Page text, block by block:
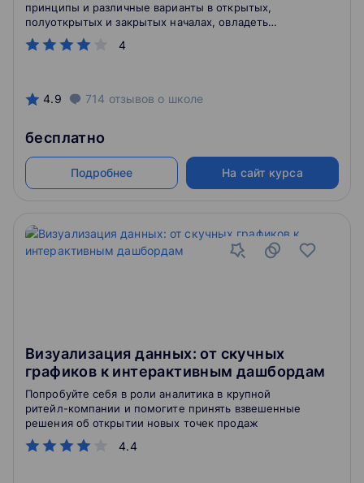
4
принципы и различные варианты в открытых,
полуоткрытых и закрытых началах, овладеть
стратегическими приемами. На занятиях подробно
анализируются лучшие партии чемпионов мира,
помогают развить логическое мышление.
4.9 714 отзывов о школе
бесплатно
Подробнее На сайт курса
Визуализация данных: от скучных
графиков к интерактивным дашбордам
4.4
Попробуйте себя в роли аналитика в крупной
ритейл-компании и помогите принять взвешенные
решения об открытии новых точек продаж